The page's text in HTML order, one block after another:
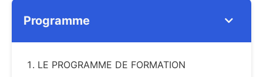
Programme
LE PROGRAMME DE FORMATION